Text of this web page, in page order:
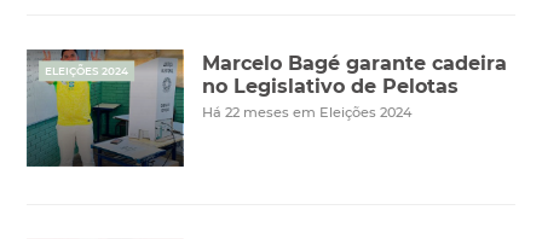
ELEIÇÕES 2024
Marcelo Bagé garante cadeira
no Legislativo de Pelotas
Há 22 meses em Eleições 2024